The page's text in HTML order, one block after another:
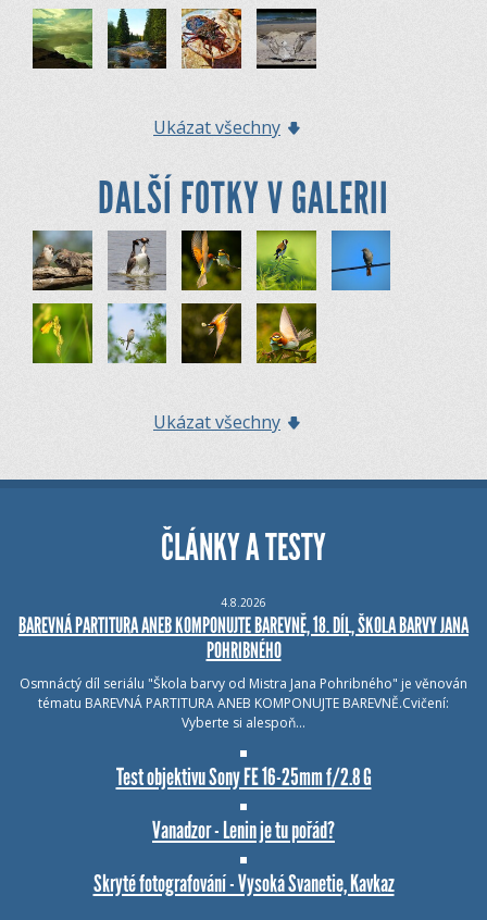
Ukázat všechny
DALŠÍ FOTKY V GALERII
Ukázat všechny
ČLÁNKY A TESTY
4.8.2026
BAREVNÁ PARTITURA ANEB KOMPONUJTE BAREVNĚ, 18. DÍL, ŠKOLA BARVY JANA
POHRIBNÉHO
Osmnáctý díl seriálu "Škola barvy od Mistra Jana Pohribného" je věnován
tématu BAREVNÁ PARTITURA ANEB KOMPONUJTE BAREVNĚ.Cvičení:
Vyberte si alespoň…
Test objektivu Sony FE 16-25mm f/2.8 G
Vanadzor - Lenin je tu pořád?
Skryté fotografování - Vysoká Svanetie, Kavkaz